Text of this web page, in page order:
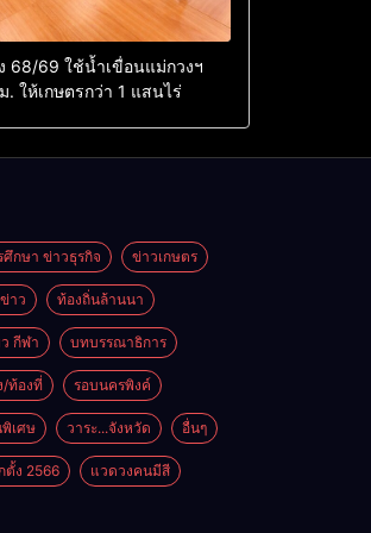
68/69 ใช้น้ำเขื่อนแม่กวงฯ
. ให้เกษตรกว่า 1 แสนไร่
ศึกษา ข่าวธุรกิจ ข่าวเกษตร
าว ท้องถิ่นล้านนา
กีฬา บทบรรณาธิการ
/ท้องที่ รอบนครพิงค์
เศษ วาระ...จังหวัด อื่นๆ
ตั้ง 2566 แวดวงคนมีสี